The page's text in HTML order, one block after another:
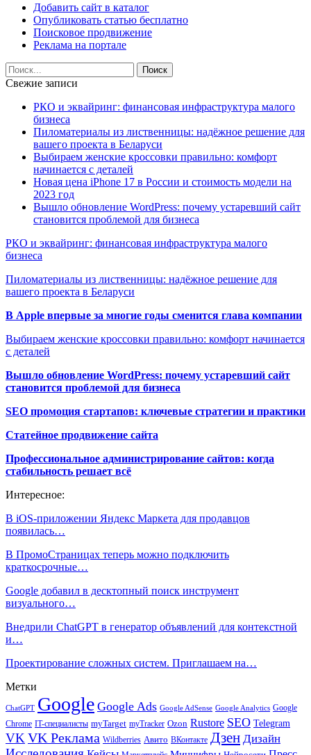
Добавить сайт в каталог
Опубликовать статью бесплатно
Поисковое продвижение
Реклама на портале
Свежие записи
РКО и эквайринг: финансовая инфраструктура малого
бизнеса
Пиломатериалы из лиственницы: надёжное решение для
вашего проекта в Беларуси
Выбираем женские кроссовки правильно: комфорт
начинается с деталей
Новая цена iPhone 17 в России и стоимость модели на
2023 год
Вышло обновление WordPress: почему устаревший сайт
становится проблемой для бизнеса
РКО и эквайринг: финансовая инфраструктура малого
бизнеса
Пиломатериалы из лиственницы: надёжное решение для
вашего проекта в Беларуси
В Apple впервые за многие годы сменится глава компании
Выбираем женские кроссовки правильно: комфорт начинается
с деталей
Вышло обновление WordPress: почему устаревший сайт
становится проблемой для бизнеса
SEO промоция стартапов: ключевые стратегии и практики
Статейное продвижение сайта
Профессиональное администрирование сайтов: когда
стабильность решает всё
Интересное:
В iOS-приложении Яндекс Маркета для продавцов
появилась…
В ПромоСтраницах теперь можно подключить
краткосрочные…
Google добавил в десктопный поиск инструмент
визуального…
Внедрили ChatGPT в генератор объявлений для контекстной
и…
Проектирование сложных систем. Приглашаем на…
Метки
ChatGPT Google Google Ads Google AdSense Google Analytics Google
Chrome IT-специалисты myTarget myTracker Ozon Rustore SEO Telegram
VK VK Реклама Wildberries Авито ВКонтакте Дзен Дизайн